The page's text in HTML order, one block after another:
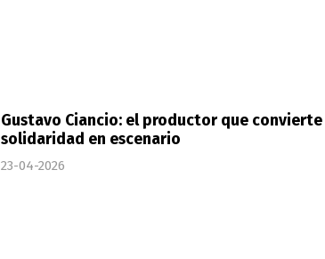
Gustavo Ciancio: el productor que convierte
solidaridad en escenario
23-04-2026